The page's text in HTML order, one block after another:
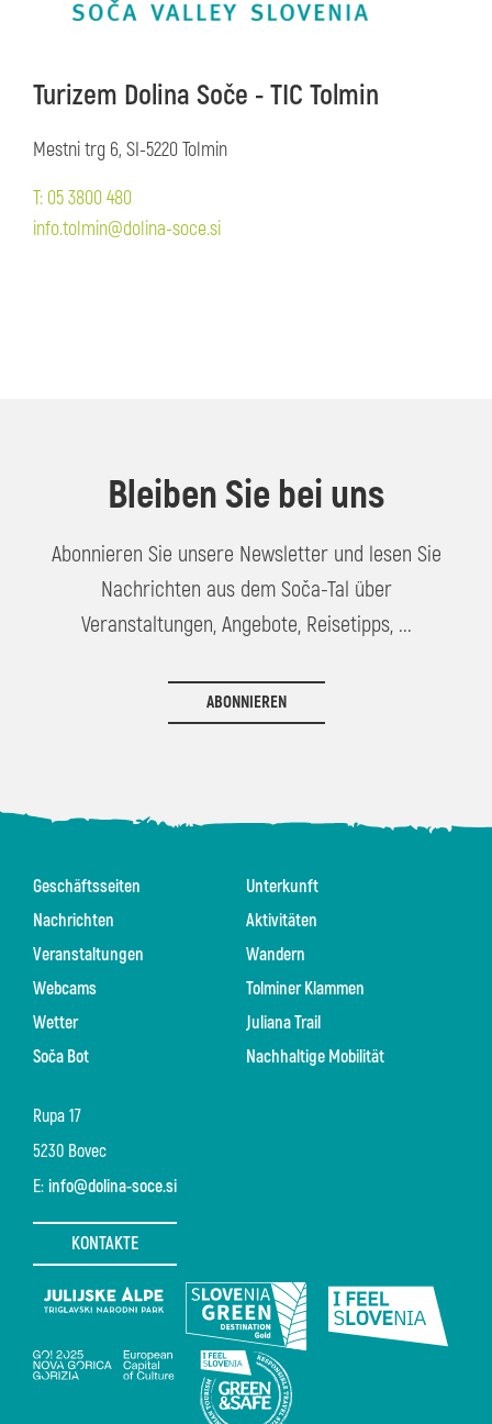
Turizem Dolina Soče - TIC Tolmin
Mestni trg 6, SI-5220 Tolmin
T: 05 3800 480
info.tolmin@dolina-soce.si
Bleiben Sie bei uns
Abonnieren Sie unsere Newsletter und lesen Sie
Nachrichten aus dem Soča-Tal über
Veranstaltungen, Angebote, Reisetipps, ...
ABONNIEREN
Rupa 17
5230 Bovec
E: info@dolina-soce.si
KONTAKTE
Geschäftsseiten
Nachrichten
Veranstaltungen
Webcams
Wetter
Soča Bot
Unterkunft
Aktivitäten
Wandern
Tolminer Klammen
Juliana Trail
Nachhaltige Mobilität